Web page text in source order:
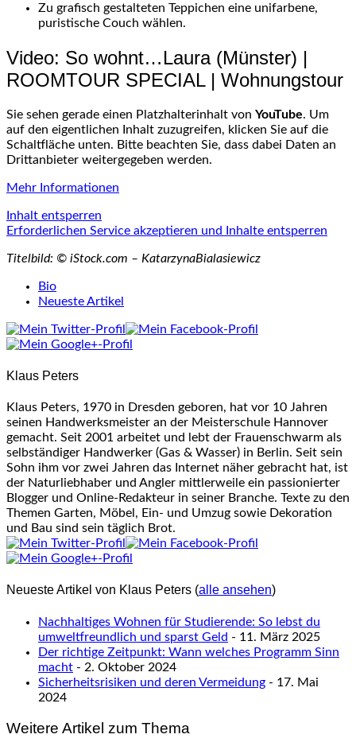
Zu grafisch gestalteten Teppichen eine unifarbene,
puristische Couch wählen.
Video: So wohnt…Laura (Münster) |
ROOMTOUR SPECIAL | Wohnungstour
Sie sehen gerade einen Platzhalterinhalt von YouTube. Um
auf den eigentlichen Inhalt zuzugreifen, klicken Sie auf die
Schaltfläche unten. Bitte beachten Sie, dass dabei Daten an
Drittanbieter weitergegeben werden.
Mehr Informationen
Inhalt entsperren
Erforderlichen Service akzeptieren und Inhalte entsperren
Titelbild: © iStock.com – KatarzynaBialasiewicz
following
tabs
change
below.
Bio
Neueste Artikel
Klaus Peters
Klaus Peters, 1970 in Dresden geboren, hat vor 10 Jahren
seinen Handwerksmeister an der Meisterschule Hannover
gemacht. Seit 2001 arbeitet und lebt der Frauenschwarm als
selbständiger Handwerker (Gas & Wasser) in Berlin. Seit sein
Sohn ihm vor zwei Jahren das Internet näher gebracht hat, ist
der Naturliebhaber und Angler mittlerweile ein passionierter
Blogger und Online-Redakteur in seiner Branche. Texte zu den
Themen Garten, Möbel, Ein- und Umzug sowie Dekoration
und Bau sind sein täglich Brot.
Neueste Artikel von Klaus Peters (alle ansehen)
Nachhaltiges Wohnen für Studierende: So lebst du
umweltfreundlich und sparst Geld - 11. März 2025
Der richtige Zeitpunkt: Wann welches Programm Sinn
macht - 2. Oktober 2024
Sicherheitsrisiken und deren Vermeidung - 17. Mai
2024
Weitere Artikel zum Thema